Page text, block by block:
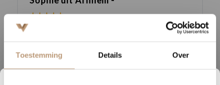
Toestemming Details Over
★★★★★
Snelle levering, mooie vloer en goed advies!